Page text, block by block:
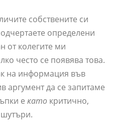
собствените си
определени
от колегите ми
често се появява това.
на информация във
аргумент да се запитаме
е като критично,